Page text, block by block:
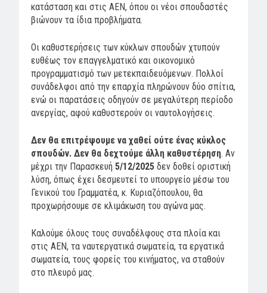
κατάσταση και στις ΑΕΝ, όπου οι νέοι σπουδαστές
βιώνουν τα ίδια προβλήματα.
Οι καθυστερήσεις των κύκλων σπουδών χτυπούν
ευθέως τον επαγγελματικό και οικονομικό
προγραμματισμό των μετεκπαιδευόμενων. Πολλοί
συνάδελφοι από την επαρχία πληρώνουν δύο σπίτια,
ενώ οι παρατάσεις οδηγούν σε μεγαλύτερη περίοδο
ανεργίας, αφού καθυστερούν οι ναυτολογήσεις.
Δεν θα επιτρέψουμε να χαθεί ούτε ένας κύκλος
σπουδών. Δεν θα δεχτούμε άλλη καθυστέρηση. Αν
μέχρι την Παρασκευή 5/12/2025 δεν δοθεί οριστική
λύση, όπως έχει δεσμευτεί το υπουργείο μέσω του
Γενικού του Γραμματέα, κ. Κυριαζόπουλου, θα
προχωρήσουμε σε κλιμάκωση του αγώνα μας.
Καλούμε όλους τους συναδέλφους στα πλοία και
στις ΑΕΝ, τα ναυτεργατικά σωματεία, τα εργατικά
σωματεία, τους φορείς του κινήματος, να σταθούν
στο πλευρό μας.